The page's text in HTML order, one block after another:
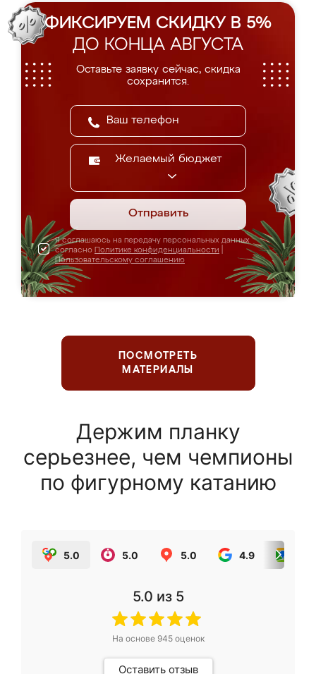
ФИКСИРУЕМ СКИДКУ В 5%
ДО КОНЦА АВГУСТА
Оставьте заявку сейчас, скидка
сохранится.
Желаемый бюджет
Отправить
Я соглашаюсь на передачу персональных данных
согласно Политике конфиденциальности
Пользовательскому соглашению
ПОСМОТРЕТЬ
МАТЕРИАЛЫ
Держим планку
серьезнее, чем чемпионы
по фигурному катанию
5.0 5.0 5.0 4.9
5.0 из 5
На основе 945оценок
Оставить отзыв